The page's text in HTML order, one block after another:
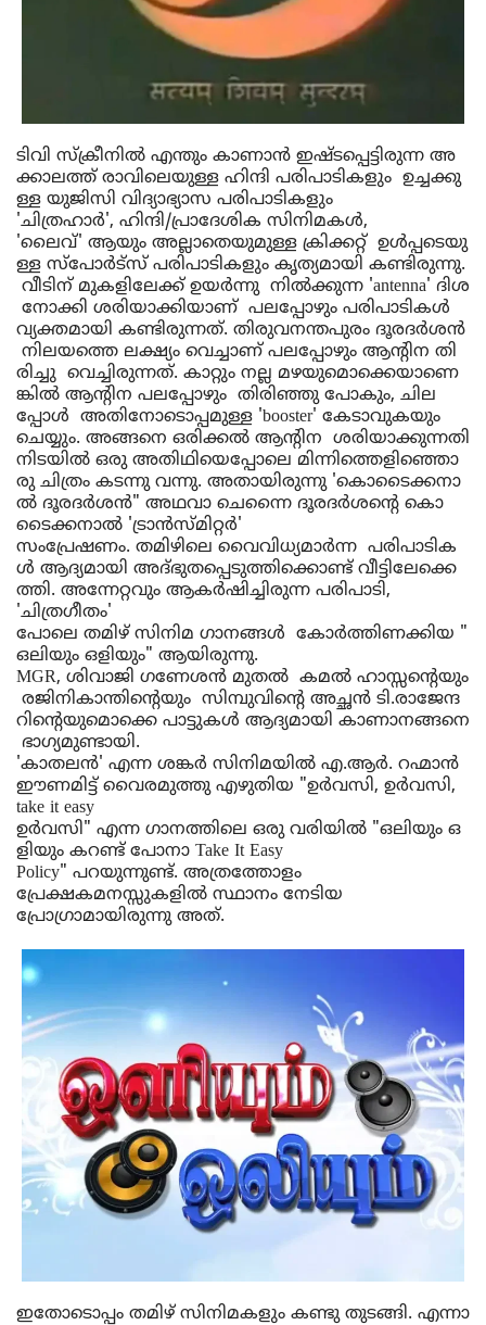
ടിവി സ്‌ക്രീനിൽ എന്തും കാണാൻ ഇഷ്ടപ്പെട്ടിരുന്ന അ
ക്കാലത്ത് രാവിലെയുള്ള ഹിന്ദി പരിപാടികളും ഉച്ചക്കു
ള്ള യുജിസി വിദ്യാഭ്യാസ പരിപാടികളും
'ചിത്രഹാർ', ഹിന്ദി/പ്രാദേശിക സിനിമകൾ,
'ലൈവ്' ആയും അല്ലാതെയുമുള്ള ക്രിക്കറ്റ് ഉൾപ്പടെയു
ള്ള സ്പോർട്സ് പരിപാടികളും കൃത്യമായി കണ്ടിരുന്നു.
വീടിന് മുകളിലേക്ക് ഉയർന്നു നിൽക്കുന്ന 'antenna' ദിശ
നോക്കി ശരിയാക്കിയാണ് പലപ്പോഴും പരിപാടികൾ
വ്യക്തമായി കണ്ടിരുന്നത്. തിരുവനന്തപുരം ദൂരദർശൻ
നിലയത്തെ ലക്ഷ്യം വെച്ചാണ് പലപ്പോഴും ആന്റിന തി
രിച്ചു വെച്ചിരുന്നത്. കാറ്റും നല്ല മഴയുമൊക്കെയാണെ
ങ്കിൽ ആന്റിന പലപ്പോഴും തിരിഞ്ഞു പോകും, ചില
പ്പോൾ അതിനോടൊപ്പമുള്ള 'booster' കേടാവുകയും
ചെയ്യും. അങ്ങനെ ഒരിക്കൽ ആന്റിന ശരിയാക്കുന്നതി
നിടയിൽ ഒരു അതിഥിയെപ്പോലെ മിന്നിത്തെളിഞ്ഞൊ
രു ചിത്രം കടന്നു വന്നു. അതായിരുന്നു 'കൊടൈക്കനാ
ൽ ദൂരദർശൻ" അഥവാ ചെന്നൈ ദൂരദർശന്റെ കൊ
ടൈക്കനാൽ 'ട്രാൻസ്മിറ്റർ'
സംപ്രേഷണം. തമിഴിലെ വൈവിധ്യമാർന്ന പരിപാടിക
ൾ ആദ്യമായി അദ്‌ഭുതപ്പെടുത്തിക്കൊണ്ട് വീട്ടിലേക്കെ
ത്തി. അന്നേറ്റവും ആകർഷിച്ചിരുന്ന പരിപാടി,
'ചിത്രഗീതം'
പോലെ തമിഴ് സിനിമ ഗാനങ്ങൾ കോർത്തിണക്കിയ "
ഒലിയും ഒളിയും" ആയിരുന്നു.
MGR, ശിവാജി ഗണേശൻ മുതൽ കമൽ ഹാസ്സന്റെയും
രജിനികാന്തിന്റെയും സിമ്പുവിന്റെ അച്ഛൻ ടി.രാജേന്ദ
റിന്റെയുമൊക്കെ പാട്ടുകൾ ആദ്യമായി കാണാനങ്ങനെ
ഭാഗ്യമുണ്ടായി.
'കാതലൻ' എന്ന ശങ്കർ സിനിമയിൽ എ.ആർ. റഹ്മാൻ
ഈണമിട്ട് വൈരമുത്തു എഴുതിയ "ഉർവസി, ഉർവസി,
take it easy
ഉർവസി" എന്ന ഗാനത്തിലെ ഒരു വരിയിൽ "ഒലിയും ഒ
ളിയും കറണ്ട് പോനാ Take It Easy
Policy" പറയുന്നുണ്ട്. അത്രത്തോളം
പ്രേക്ഷകമനസ്സുകളിൽ സ്ഥാനം നേടിയ
പ്രോഗ്രാമായിരുന്നു അത്.
ഇതോടൊപ്പം തമിഴ് സിനിമകളും കണ്ടു തുടങ്ങി. എന്നാ